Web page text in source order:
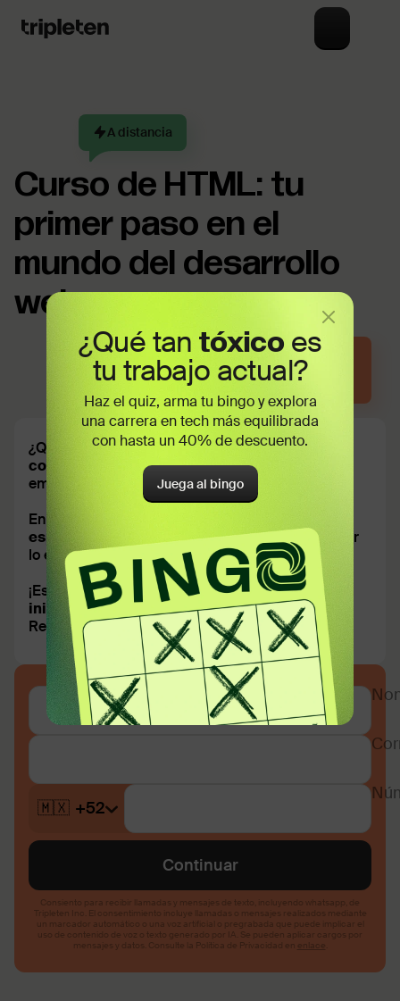
A distancia
Curso de HTML: tu
primer paso en el
mundo del desarrollo
web
Horario flexible a tiempo
parcial que se adapta a tu
estilo de vida
¿Quieres formar parte de lacreación de
contenidos web
, pero no sabes por dónde
empezar?
En TripleTen hemos creado este
especializado en HTML,donde podrás aprender
lo elemental del desarrollo web para comenzar.
¡Este no es un curso aislado más, sino unmódulo
inicial
de nuestro programa de desarrollo web!
Reserva tu lugar antes del 26 de agosto
¿Qué tan tóxico es
tu trabajo actual?
Haz el quiz, arma tu bingo y explora
una carrera en tech más equilibrada
con hasta un 40% de descuento.
Juega al bingo